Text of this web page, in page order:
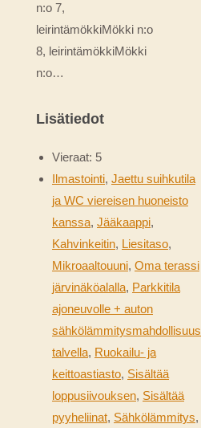
n:o 7,
leirintämökkiMökki n:o
8, leirintämökkiMökki
n:o…
Lisätiedot
Vieraat: 5
Ilmastointi, Jaettu suihkutila
ja WC viereisen huoneisto
kanssa, Jääkaappi,
Kahvinkeitin, Liesitaso,
Mikroaaltouuni, Oma terassi
järvinäköalalla, Parkkitila
ajoneuvolle + auton
sähkölämmitysmahdollisuus
talvella, Ruokailu- ja
keittoastiasto, Sisältää
loppusiivouksen, Sisältää
pyyheliinat, Sähkölämmitys,